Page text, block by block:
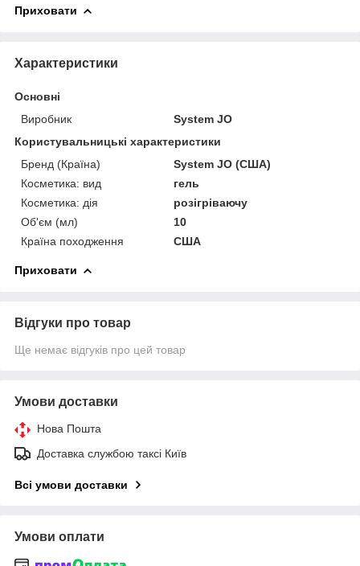
Приховати
Характеристики
Основні
Виробник
System JO
Користувальницькі характеристики
Бренд (Країна)
System JO (США)
Косметика: вид
гель
Косметика: дія
розігріваючу
Об'єм (мл)
10
Країна походження
США
Приховати
Відгуки про товар
Ще немає відгуків про цей товар
Умови доставки
Нова Пошта
Доставка службою таксі Київ
Всі умови доставки
Умови оплати